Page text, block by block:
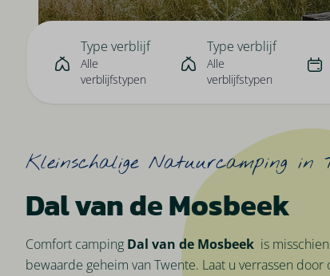
Type verblijf
Alle
verblijfstypen
Type verblijf
Alle
verblijfstypen
Kleinschalige Natuurcamping in
Dal van de Mosbeek
Comfort camping Dal van de Mosbeek is
bewaarde geheim van Twente. Laat u verrassen door